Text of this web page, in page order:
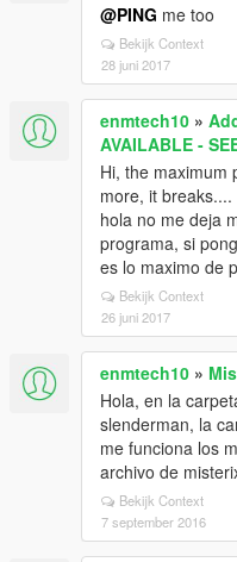
@PING me too
Bekijk Context
28 juni 2017
enmtech10 »
AVAILABLE -
Hi, the maximum
more, it breaks....
hola no me deja
programa, si
es lo maximo de
Bekijk Context
26 juni 2017
enmtech10 »
Hola, en la
slenderman, la
me funciona los
archivo de
Bekijk Context
7 september 2016